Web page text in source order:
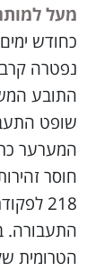
מעל
כחודש
נפטרה
התובע
שופט
המערער
חוסר
התעבורה.
הטרומית